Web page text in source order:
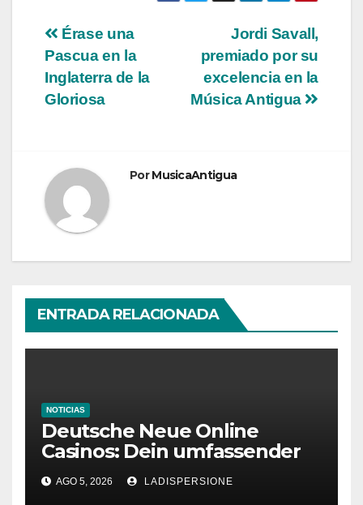
Navegación
de
entradas
Jordi Savall,
premiado por su
excelencia en la
Música Antigua
Érase una
Pascua en la
Inglaterra de la
Gloriosa
PorMusicaAntigua
ENTRADA RELACIONADA
NOTICIAS
Deutsche Neue Online
Casinos: Dein umfassender
Ratgeber für moderne
Glücksspielplattformen
AGO 5, 2026 LADISPERSIONE